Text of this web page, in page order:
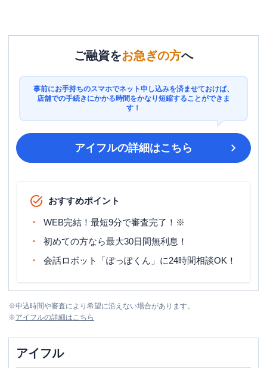
ご融資をお急ぎの方へ
事前にお手持ちのスマホでネット申し込みを済ませておけば、
店舗での手続きにかかる時間をかなり短縮することができま
す！
アイフルの詳細はこちら
おすすめポイント
WEB完結！最短9分で審査完了！※
初めての方なら最大30日間無利息！
会話ロボット「ぽっぽくん」に24時間相談OK！
※申込時間や審査により希望に沿えない場合があります。
※アイフルの詳細はこちら
アイフル